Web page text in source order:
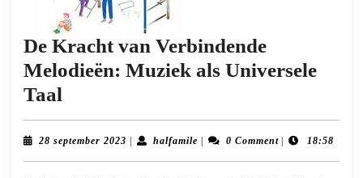
De Kracht van Verbindende
Melodieën: Muziek als Universele
Taal
Kracht
van
Verbindende
28 september 2023 28
halfamilehalfamile0 Comment 18:58